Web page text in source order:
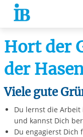
Springe zum Inhalt
Hort der
der
Viele gute
Du lernst die
und kannst Dich
Du engagierst Dich